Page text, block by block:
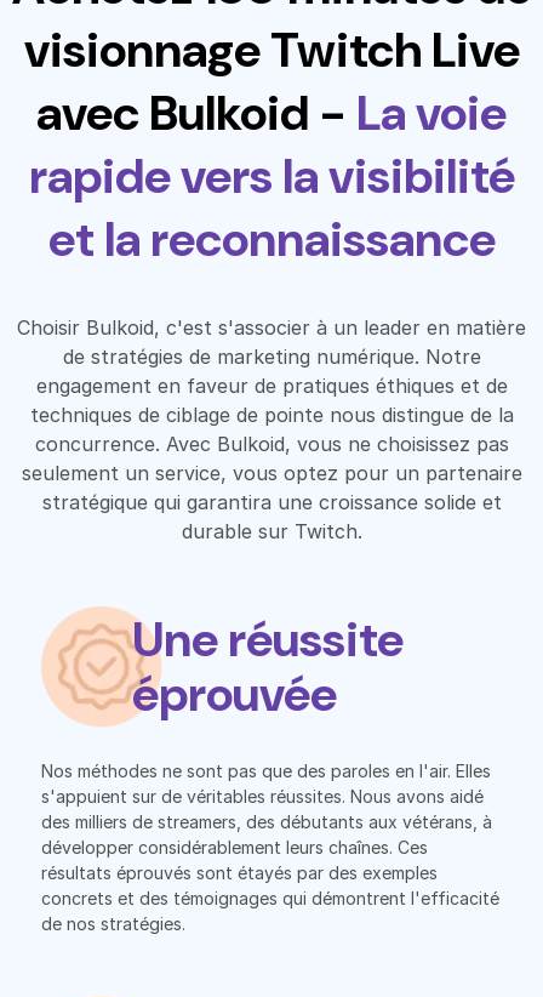
visionnage Twitch Live
avec Bulkoid - La voie
rapide vers la visibilité
et la reconnaissance
Choisir Bulkoid, c'est s'associer à un leader en matière
de stratégies de marketing numérique. Notre
engagement en faveur de pratiques éthiques et de
techniques de ciblage de pointe nous distingue de la
concurrence. Avec Bulkoid, vous ne choisissez pas
seulement un service, vous optez pour un partenaire
stratégique qui garantira une croissance solide et
durable sur Twitch.
Une réussite
éprouvée
Nos méthodes ne sont pas que des paroles en l'air. Elles
s'appuient sur de véritables réussites. Nous avons aidé
des milliers de streamers, des débutants aux vétérans, à
développer considérablement leurs chaînes. Ces
résultats éprouvés sont étayés par des exemples
concrets et des témoignages qui démontrent l'efficacité
de nos stratégies.